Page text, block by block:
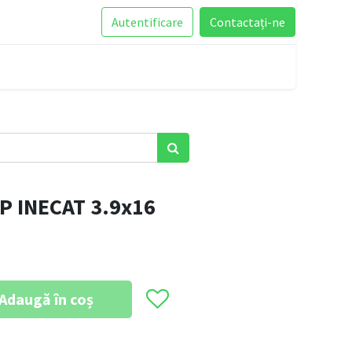
Autentificare Contactați-ne
INECAT 3.9x16
în coș